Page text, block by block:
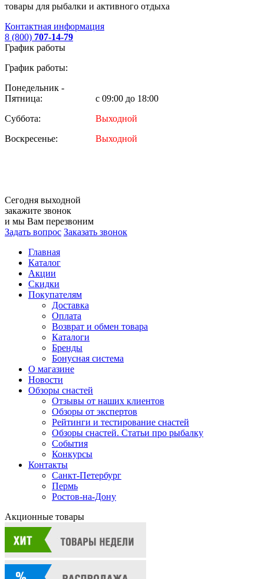
товары для рыбалки и активного отдыха
Контактная информация
8 (800) 707-14-79
График работы
График работы:
Понедельник -
Пятница:
с 09:00 до 18:00
Суббота:
Выходной
Воскресенье:
Выходной
Сегодня выходной
закажите звонок
и мы Вам перезвоним
Задать вопрос Заказать звонок
Главная
Каталог
Акции
Скидки
Покупателям
Доставка
Оплата
Возврат и обмен товара
Каталоги
Бренды
Бонусная система
О магазине
Новости
Обзоры снастей
Отзывы от наших клиентов
Обзоры от экспертов
Рейтинги и тестирование снастей
Обзоры снастей. Статьи про рыбалку
События
Конкурсы
Контакты
Санкт-Петербург
Пермь
Ростов-на-Дону
Акционные товары